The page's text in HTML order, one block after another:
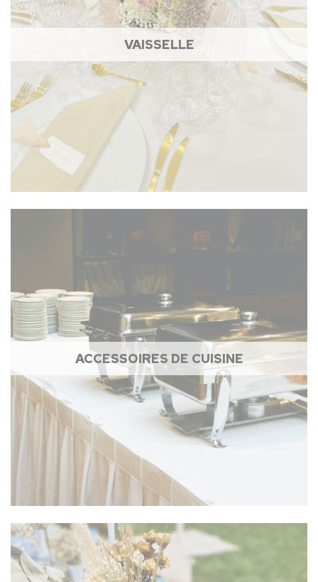
VAISSELLE
ACCESSOIRES DE CUISINE